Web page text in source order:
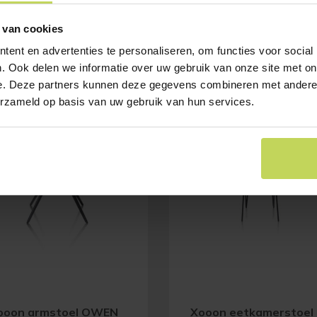
cookies
en advertenties te personaliseren, om functies voor
Ook delen we informatie over uw gebruik van onze site met
Deze partners kunnen deze gegevens combineren met
op basis van uw gebruik van hun services.
armstoel OWEN
Xooon eetkamerstoel